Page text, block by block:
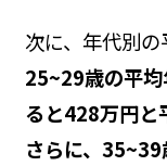
次に、年代別の
25~29歳の平
ると428万円と
さらに、